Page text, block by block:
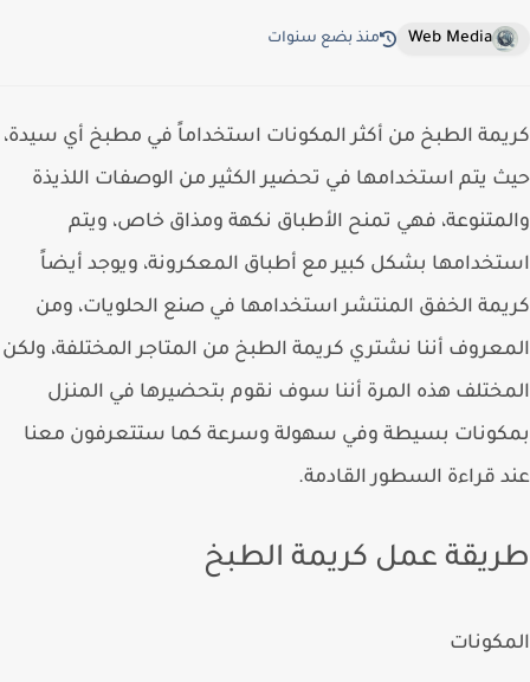
Web Media منذ بضع سنوات
الطبخ من أكثر المكونات استخداماً في مطبخ أي سيدة،
يتم استخدامها في تحضير الكثير من الوصفات اللذيذة
فهي تمنح الأطباق نكهة ومذاق خاص، ويتم
بشكل كبير مع أطباق المعكرونة، ويوجد أيضاً
الخفق المنتشر استخدامها في صنع الحلويات، ومن
أننا نشتري كريمة الطبخ من المتاجر المختلفة، ولكن
هذه المرة أننا سوف نقوم بتحضيرها في المنزل
بسيطة وفي سهولة وسرعة كما ستتعرفون معنا
قراءة السطور القادمة.
عمل كريمة الطبخ